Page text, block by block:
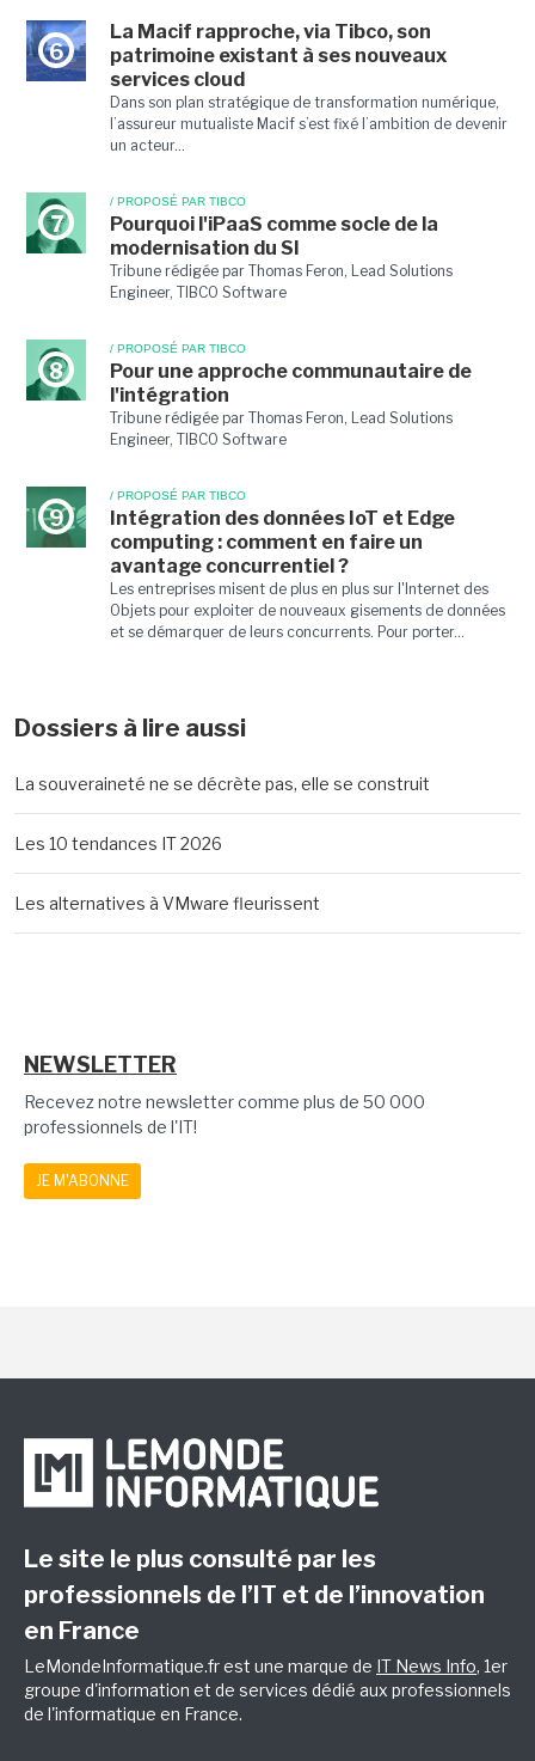
6
La Macif rapproche, via Tibco, son
patrimoine existant à ses nouveaux
services cloud
Dans son plan stratégique de transformation numérique,
l’assureur mutualiste Macif s’est fixé l’ambition de devenir
un acteur...
7
/ PROPOSÉ PAR TIBCO
Pourquoi l'iPaaS comme socle de la
modernisation du SI
Tribune rédigée par Thomas Feron, Lead Solutions
Engineer, TIBCO Software
8
/ PROPOSÉ PAR TIBCO
Pour une approche communautaire de
l'intégration
Tribune rédigée par Thomas Feron, Lead Solutions
Engineer, TIBCO Software
9
/ PROPOSÉ PAR TIBCO
Intégration des données IoT et Edge
computing : comment en faire un
avantage concurrentiel ?
Les entreprises misent de plus en plus sur l'Internet des
Objets pour exploiter de nouveaux gisements de données
et se démarquer de leurs concurrents. Pour porter...
Dossiers à lire aussi
La souveraineté ne se décrète pas, elle se construit
Les 10 tendances IT 2026
Les alternatives à VMware fleurissent
NEWSLETTER
Recevez notre newsletter comme plus de 50 000
professionnels de l'IT!
JE M'ABONNE
Le site le plus consulté par les
professionnels de l’IT et de l’innovation
en France
LeMondeInformatique.fr est une marque de IT News Info, 1er
groupe d'information et de services dédié aux professionnels
de l'informatique en France.